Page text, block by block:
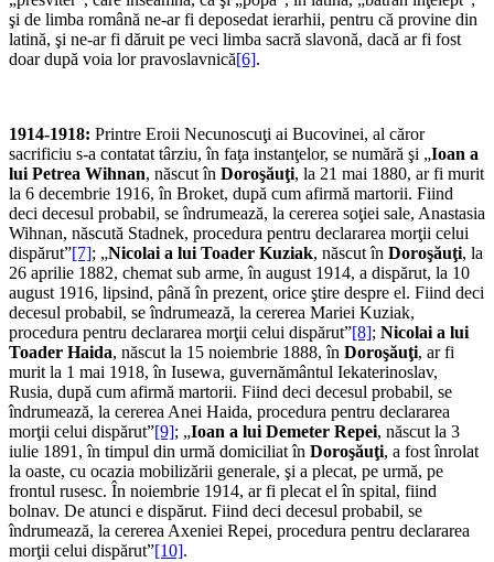
şi de limba română ne-ar fi deposedat ierarhii, pentru că provine din
latină, şi ne-ar fi dăruit pe veci limba sacră slavonă, dacă ar fi fost
doar după voia lor pravoslavnică[6].
1914-1918: Printre Eroii Necunoscuţi ai Bucovinei, al căror
sacrificiu s-a contatat târziu, în faţa instanţelor, se numără şi „Ioan a
lui Petrea Wihnan, născut în Doroşăuţi, la 21 mai 1880, ar fi murit
la 6 decembrie 1916, în Broket, după cum afirmă martorii. Fiind
deci decesul probabil, se îndrumează, la cererea soţiei sale, Anastasia
Wihnan, născută Stadnek, procedura pentru declararea morţii celui
dispărut”[7]; „Nicolai a lui Toader Kuziak, născut în Doroşăuţi, la
26 aprilie 1882, chemat sub arme, în august 1914, a dispărut, la 10
august 1916, lipsind, până în prezent, orice ştire despre el. Fiind deci
decesul probabil, se îndrumează, la cererea Mariei Kuziak,
procedura pentru declararea morţii celui dispărut”[8]; Nicolai a lui
Toader Haida, născut la 15 noiembrie 1888, în Doroşăuţi, ar fi
murit la 1 mai 1918, în Iusewa, guvernământul Iekaterinoslav,
Rusia, după cum afirmă martorii. Fiind deci decesul probabil, se
îndrumează, la cererea Anei Haida, procedura pentru declararea
morţii celui dispărut”[9]; „Ioan a lui Demeter Repei, născut la 3
iulie 1891, în timpul din urmă domiciliat în Doroşăuţi, a fost înrolat
la oaste, cu ocazia mobilizării generale, şi a plecat, pe urmă, pe
frontul rusesc. În noiembrie 1914, ar fi plecat el în spital, fiind
bolnav. De atunci e dispărut. Fiind deci decesul probabil, se
îndrumează, la cererea Axeniei Repei, procedura pentru declararea
morţii celui dispărut”[10].